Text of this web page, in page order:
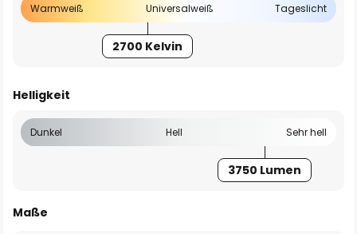
Warmweiß Universalweiß Tageslicht
2700 Kelvin
Helligkeit
Dunkel Hell Sehr hell
3750 Lumen
Maße